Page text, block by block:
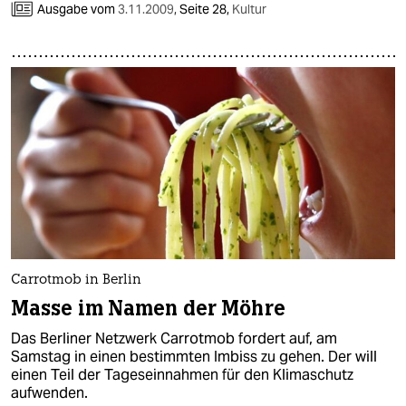
Ausgabe vom3.11.2009,Seite 28, Kultur
Carrotmob in Berlin
Masse im Namen der Möhre
Das Berliner Netzwerk Carrotmob fordert auf, am
Samstag in einen bestimmten Imbiss zu gehen. Der will
einen Teil der Tageseinnahmen für den Klimaschutz
aufwenden.